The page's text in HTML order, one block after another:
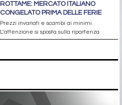
ROTTAME: MERCATO ITALIANO
CONGELATO PRIMA DELLE FERIE
Prezzi invariati e scambi ai minimi.
L’attenzione si sposta sulla ripartenza